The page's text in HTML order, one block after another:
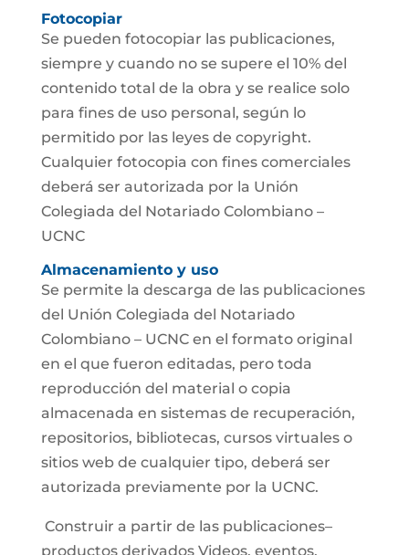
Fotocopiar
Se pueden fotocopiar las publicaciones,
siempre y cuando no se supere el 10% del
contenido total de la obra y se realice solo
para fines de uso personal, según lo
permitido por las leyes de copyright.
Cualquier fotocopia con fines comerciales
deberá ser autorizada por la Unión
Colegiada del Notariado Colombiano –
UCNC
Almacenamiento y uso
Se permite la descarga de las publicaciones
del Unión Colegiada del Notariado
Colombiano – UCNC en el formato original
en el que fueron editadas, pero toda
reproducción del material o copia
almacenada en sistemas de recuperación,
repositorios, bibliotecas, cursos virtuales o
sitios web de cualquier tipo, deberá ser
autorizada previamente por la UCNC.
Construir a partir de las publicaciones–
productos derivados Videos, eventos,